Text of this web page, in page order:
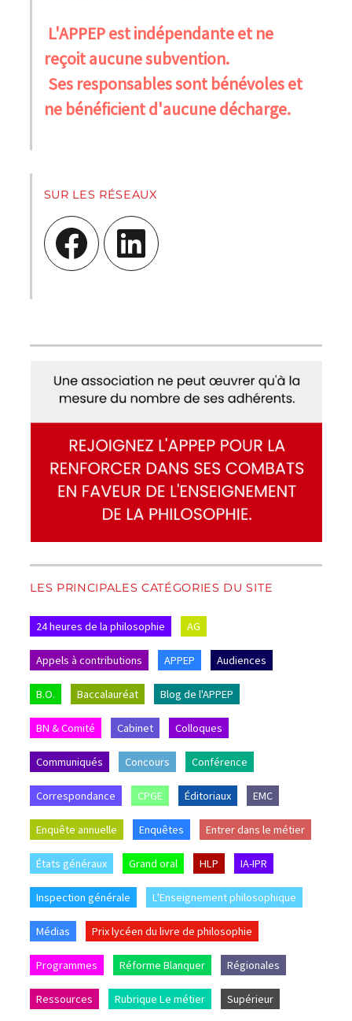
L'APPEP est indépendante et ne
reçoit aucune subvention.
Ses responsables sont bénévoles et
ne bénéficient d'aucune décharge.
SUR LES RÉSEAUX
Facebook LinkedIn
LES PRINCIPALES CATÉGORIES DU SITE
24 heures de la philosophie AG
Appels à contributions APPEP Audiences
B.O. Baccalauréat Blog de l'APPEP
BN & Comité Cabinet Colloques
Communiqués Concours Conférence
Correspondance CPGE Éditoriaux EMC
Enquête annuelle Enquêtes Entrer dans le métier
États généraux Grand oral HLP IA-IPR
Inspection générale L'Enseignement philosophique
Médias Prix lycéen du livre de philosophie
Programmes Réforme Blanquer Régionales
Ressources Rubrique Le métier Supérieur